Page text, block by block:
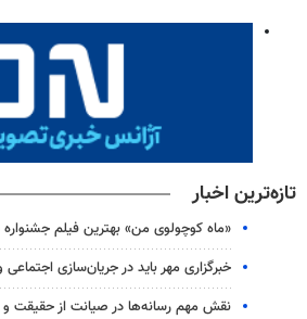
تازه‌ترین اخبار
«ماه کوچولوی من» بهترین فیلم
خبرگزاری مهر باید در جریان‌سازی
نقش مهم رسانه‌ها در صیانت از حقیقت